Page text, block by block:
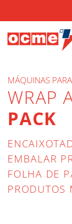
MÁQUINAS
WRAP
PACK
EMBALAR
FOLHA DE
PRODUTOS